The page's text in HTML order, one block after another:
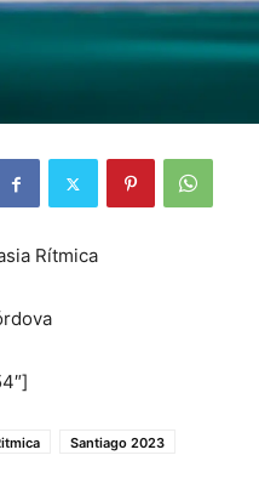
Rítmica
Santiago 2023